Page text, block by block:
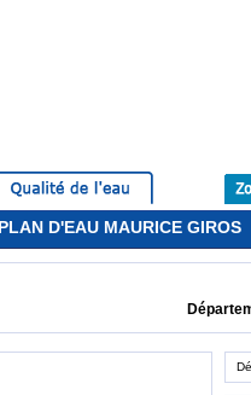
D'EAU MAURICE GIROS